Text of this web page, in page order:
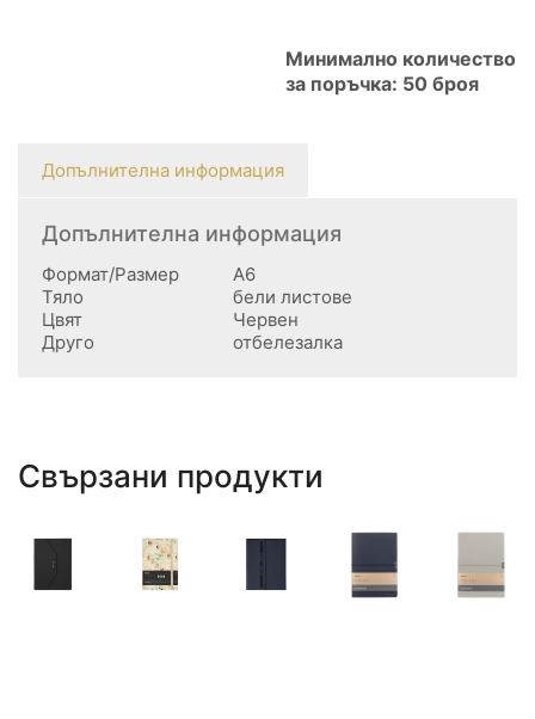
Минимално количество
за поръчка: 50 броя
Допълнителна информация
Допълнителна информация
Формат/Размер
А6
Тяло
бели листове
Цвят
Червен
Друго
отбелезалка
Свързани продукти